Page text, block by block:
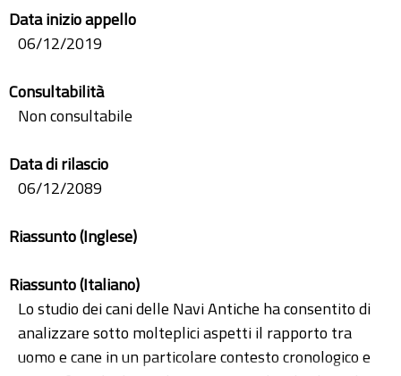
Data inizio appello
06/12/2019
Consultabilità
Non consultabile
Data di rilascio
06/12/2089
Riassunto (Inglese)
Riassunto (Italiano)
Lo studio dei cani delle Navi Antiche ha consentito di
analizzare sotto molteplici aspetti il rapporto tra
uomo e cane in un particolare contesto cronologico e